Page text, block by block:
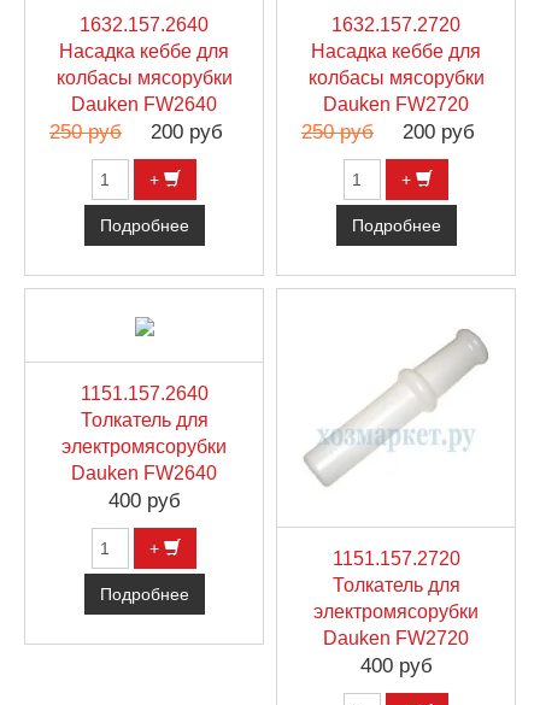
1632.157.2640
Насадка кеббе для
колбасы мясорубки
Dauken FW2640
250 руб 200 руб
+
Подробнее
1632.157.2720
Насадка кеббе для
колбасы мясорубки
Dauken FW2720
250 руб 200 руб
+
Подробнее
1151.157.2640
Толкатель для
электромясорубки
Dauken FW2640
400 руб
+
Подробнее
1151.157.2720
Толкатель для
электромясорубки
Dauken FW2720
400 руб